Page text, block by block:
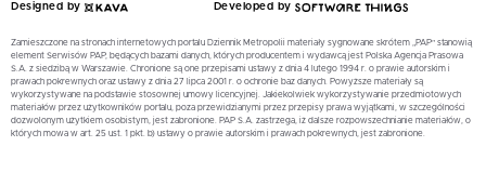
Designed by Developed by
Zamieszczone na stronach internetowych portalu Dziennik Metropolii materiały sygnowane skrótem „PAP” stanowią
element Serwisów PAP, będących bazami danych, których producentem i wydawcą jest Polska Agencja Prasowa
S.A. z siedzibą w Warszawie. Chronione są one przepisami ustawy z dnia 4 lutego 1994 r. o prawie autorskim i
prawach pokrewnych oraz ustawy z dnia 27 lipca 2001 r. o ochronie baz danych. Powyższe materiały są
wykorzystywane na podstawie stosownej umowy licencyjnej. Jakiekolwiek wykorzystywanie przedmiotowych
materiałów przez użytkowników portalu, poza przewidzianymi przez przepisy prawa wyjątkami, w szczególności
dozwolonym użytkiem osobistym, jest zabronione. PAP S.A. zastrzega, iż dalsze rozpowszechnianie materiałów, o
których mowa w art. 25 ust. 1 pkt. b) ustawy o prawie autorskim i prawach pokrewnych, jest zabronione.